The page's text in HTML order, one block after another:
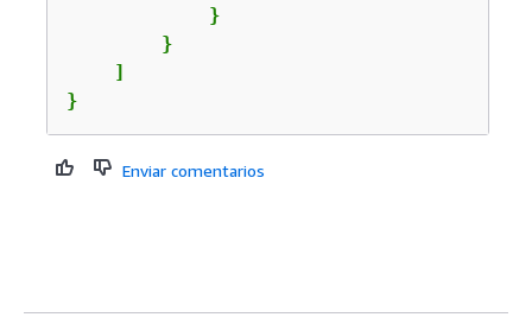
            }
        }
    ]
}
Enviar comentarios